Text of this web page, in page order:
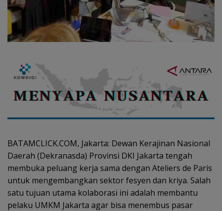
BATAMCLICK.COM, Jakarta: Dewan Kerajinan Nasional
Daerah (Dekranasda) Provinsi DKI Jakarta tengah
membuka peluang kerja sama dengan Ateliers de Paris
untuk mengembangkan sektor fesyen dan kriya. Salah
satu tujuan utama kolaborasi ini adalah membantu
pelaku UMKM Jakarta agar bisa menembus pasar